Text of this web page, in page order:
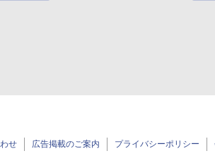
せ 広告掲載のご案内 プライバシーポリシー